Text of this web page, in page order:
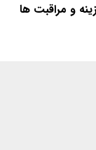
و مراقبت ها